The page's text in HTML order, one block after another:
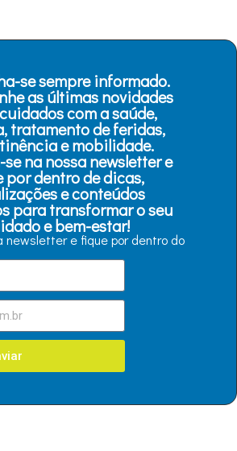
se sempre informado.
as últimas novidades
com a saúde,
tratamento de feridas,
e mobilidade.
na nossa newsletter e
por dentro de dicas,
e conteúdos
para transformar o seu
e bem-estar!
newsletter e fique por dentro do